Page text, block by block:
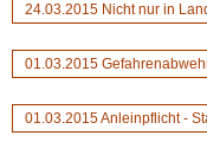
24.03.2015 Nicht nur in
01.03.2015
01.03.2015 Anleinpflicht -